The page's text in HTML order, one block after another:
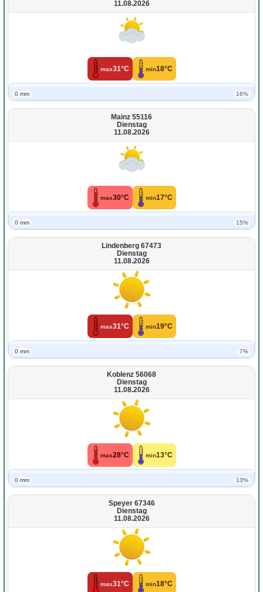
11.08.2026
max31°C min18°C
0 mm 16%
Mainz 55116
Dienstag
11.08.2026
max30°C min17°C
0 mm 15%
Lindenberg 67473
Dienstag
11.08.2026
max31°C min19°C
0 mm 7%
Koblenz 56068
Dienstag
11.08.2026
max28°C min13°C
0 mm 13%
Speyer 67346
Dienstag
11.08.2026
max31°C min18°C